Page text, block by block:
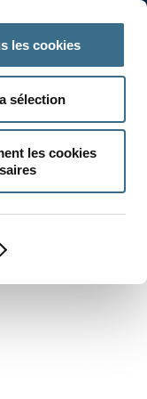
les cookies
sélection
les cookies